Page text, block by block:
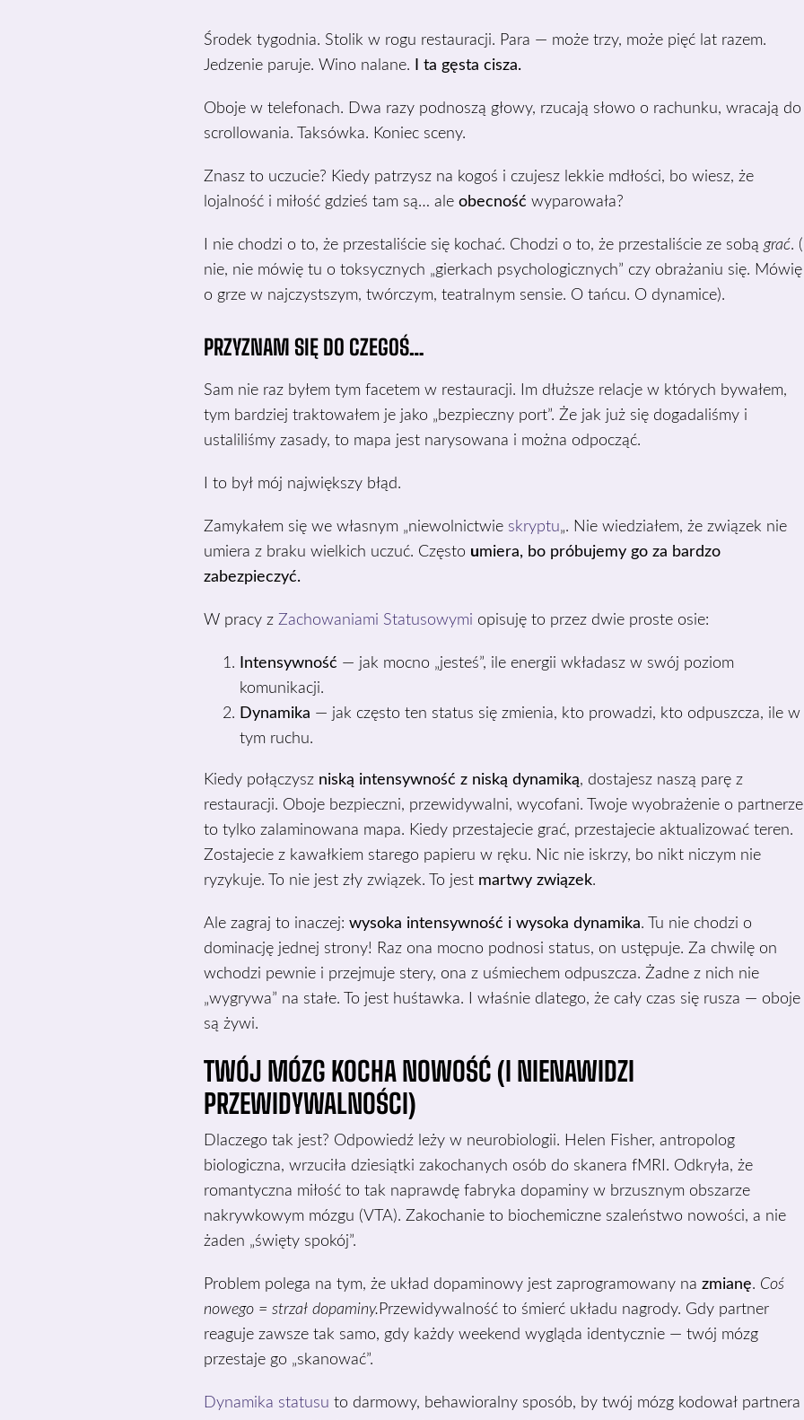
Środek tygodnia. Stolik w rogu restauracji. Para — może trzy, może pięć lat razem.
Jedzenie paruje. Wino nalane.
I ta gęsta cisza.
Oboje w telefonach. Dwa razy podnoszą głowy, rzucają słowo o rachunku, wracają do
scrollowania. Taksówka. Koniec sceny.
Znasz to uczucie? Kiedy patrzysz na kogoś i czujesz lekkie mdłości, bo wiesz, że
lojalność i miłość gdzieś tam są… ale obecność wyparowała?
I nie chodzi o to, że przestaliście się kochać. Chodzi o to, że przestaliście ze sobą grać.
nie, nie mówię tu o toksycznych „gierkach psychologicznych” czy obrażaniu się. Mówię
o grze w najczystszym, twórczym, teatralnym sensie. O tańcu. O dynamice).
PRZYZNAM SIĘ DO CZEGOŚ…
Sam nie raz byłem tym facetem w restauracji. Im dłuższe relacje w których bywałem,
tym bardziej traktowałem je jako „bezpieczny port”. Że jak już się dogadaliśmy i
ustaliliśmy zasady, to mapa jest narysowana i można odpocząć.
I to był mój największy błąd.
Zamykałem się we własnym „niewolnictwie skryptu„. Nie wiedziałem, że związek nie
umiera z braku wielkich uczuć. Często umiera, bo próbujemy go za bardzo
zabezpieczyć.
W pracy z Zachowaniami Statusowymi opisuję to przez dwie proste osie:
Intensywność — jak mocno „jesteś”, ile energii wkładasz w swój poziom
komunikacji.
Dynamika — jak często ten status się zmienia, kto prowadzi, kto odpuszcza, ile w
tym ruchu.
Kiedy połączysz niską intensywność z niską dynamiką, dostajesz naszą parę z
restauracji. Oboje bezpieczni, przewidywalni, wycofani. Twoje wyobrażenie o partnerze
to tylko zalaminowana mapa. Kiedy przestajecie grać, przestajecie aktualizować teren.
Zostajecie z kawałkiem starego papieru w ręku. Nic nie iskrzy, bo nikt niczym nie
ryzykuje. To nie jest zły związek. To jest martwy związek.
Ale zagraj to inaczej: wysoka intensywność i wysoka dynamika. Tu nie chodzi o
dominację jednej strony! Raz ona mocno podnosi status, on ustępuje. Za chwilę on
wchodzi pewnie i przejmuje stery, ona z uśmiechem odpuszcza. Żadne z nich nie
„wygrywa” na stałe. To jest huśtawka. I właśnie dlatego, że cały czas się rusza — oboje
są żywi.
TWÓJ MÓZG KOCHA NOWOŚĆ (I NIENAWIDZI
PRZEWIDYWALNOŚCI)
Dlaczego tak jest? Odpowiedź leży w neurobiologii. Helen Fisher, antropolog
biologiczna, wrzuciła dziesiątki zakochanych osób do skanera fMRI. Odkryła, że
romantyczna miłość to tak naprawdę fabryka dopaminy w brzusznym obszarze
nakrywkowym mózgu (VTA). Zakochanie to biochemiczne szaleństwo nowości, a nie
żaden „święty spokój”.
Problem polega na tym, że układ dopaminowy jest zaprogramowany na zmianę. Coś
nowego = strzał dopaminy.Przewidywalność to śmierć układu nagrody. Gdy partner
reaguje zawsze tak samo, gdy każdy weekend wygląda identycznie — twój mózg
przestaje go „skanować”.
Dynamika statusu to darmowy, behawioralny sposób, by twój mózg kodował partnera